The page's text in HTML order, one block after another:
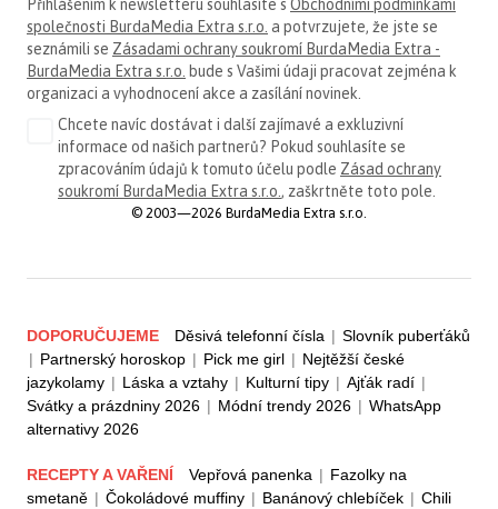
Přihlášením k newsletteru souhlasíte s Obchodními podmínkami
společnosti BurdaMedia Extra s.r.o. a potvrzujete, že jste se
seznámili se Zásadami ochrany soukromí BurdaMedia Extra -
BurdaMedia Extra s.r.o. bude s Vašimi údaji pracovat zejména k
organizaci a vyhodnocení akce a zasílání novinek.
Chcete navíc dostávat i další zajímavé a exkluzivní
informace od našich partnerů? Pokud souhlasíte se
zpracováním údajů k tomuto účelu podle Zásad ochrany
soukromí BurdaMedia Extra s.r.o. , zaškrtněte toto pole.
© 2003—2026 BurdaMedia Extra s.r.o.
DOPORUČUJEME Děsivá telefonní čísla | Slovník puberťáků
| Partnerský horoskop | Pick me girl | Nejtěžší české
jazykolamy | Láska a vztahy | Kulturní tipy | Ajťák radí |
Svátky a prázdniny 2026 | Módní trendy 2026 | WhatsApp
alternativy 2026
RECEPTY A VAŘENÍ Vepřová panenka | Fazolky na
smetaně | Čokoládové muffiny | Banánový chlebíček | Chili